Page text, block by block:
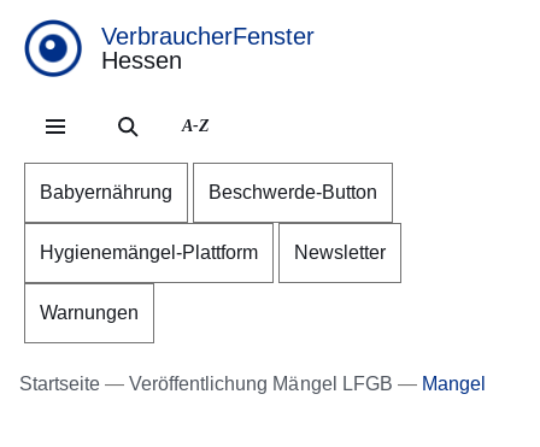
VerbraucherFenster
Hessen
A-Z
Babyernährung Beschwerde-Button
Hygienemängel-Plattform Newsletter
Warnungen
Startseite Veröffentlichung Mängel LFGB Mangel